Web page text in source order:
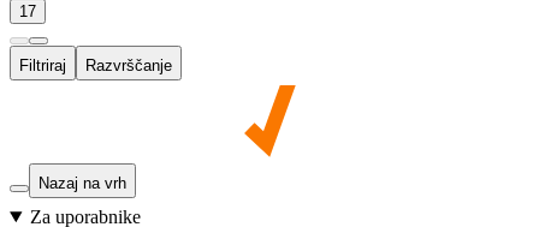
17
Filtriraj Razvrščanje
Nazaj na vrh
Za uporabnike